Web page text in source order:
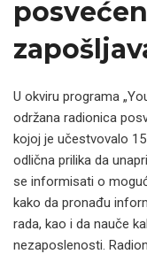
U okviru programa
održana radionica
kojoj je učestvovalo
odlična prilika da
se informisati o
kako da pronađu
rada, kao i da nauče
nezaposlenosti.